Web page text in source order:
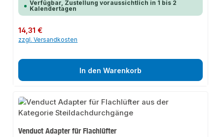
Verfügbar, Zustellung voraussichtlich in 1 bis 2
Kalendertagen
Regulärer Preis:
14,31 €
zzgl. Versandkosten
In den Warenkorb
Venduct Adapter für Flachlüfter